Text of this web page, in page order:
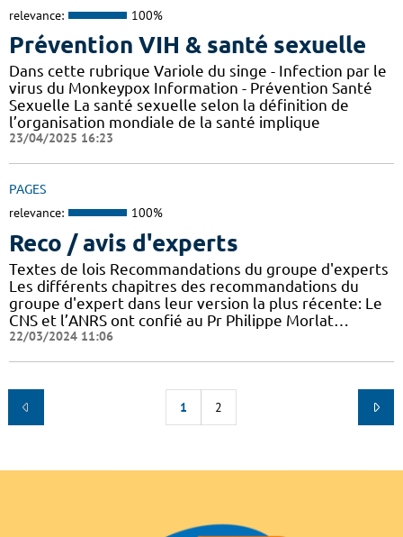
relevance: 100%
Prévention VIH & santé sexuelle
Dans cette rubrique Variole du singe - Infection par le
virus du Monkeypox Information - Prévention Santé
Sexuelle La santé sexuelle selon la définition de
l’organisation mondiale de la santé implique
23/04/2025 16:23
PAGES
relevance: 100%
Reco / avis d'experts
Textes de lois Recommandations du groupe d'experts
Les différents chapitres des recommandations du
groupe d'expert dans leur version la plus récente: Le
CNS et l’ANRS ont confié au Pr Philippe Morlat…
22/03/2024 11:06
1 2